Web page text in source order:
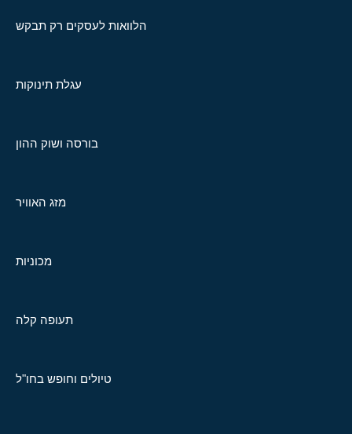
הלוואות לעסקים רק תבקש
עגלת תינוקות
בורסה ושוק ההון
מזג האוויר
מכוניות
תעופה קלה
טיולים וחופש בחו"ל